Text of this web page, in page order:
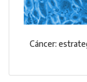
Cáncer: